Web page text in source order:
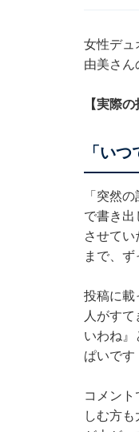
女性デュ
由美さん
【実際
「い
「突然
で書き出
させて
まで、
投稿に載
人がす
いわね』
ぱいで
コメン
しむ方